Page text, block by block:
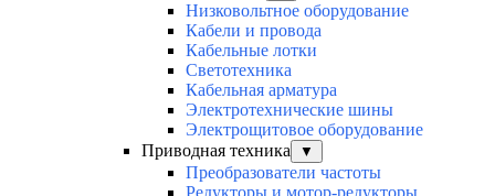
Низковольтное оборудование
Кабели и провода
Кабельные лотки
Светотехника
Кабельная арматура
Электротехнические шины
Электрощитовое оборудование
Приводная техника
▼
Преобразователи частоты